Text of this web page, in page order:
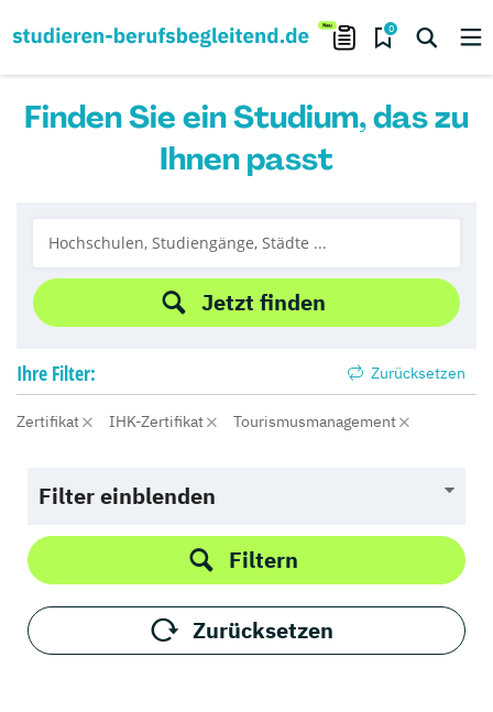
0
Finden Sie ein Studium, das zu
Ihnen passt
Jetzt finden
Ihre Filter: Zurücksetzen
Zertifikat IHK-Zertifikat Tourismusmanagement
Filter einblenden
Filtern
Zurücksetzen